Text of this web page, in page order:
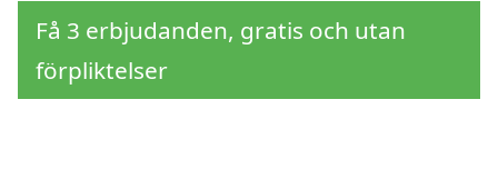
Få 3 erbjudanden, gratis och utan
förpliktelser